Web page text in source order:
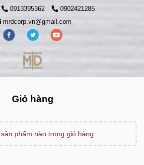
0913395362
0902421285
mrdcorp.vn@gmail.com
Giỏ hàng
phẩm nào trong giỏ hàng